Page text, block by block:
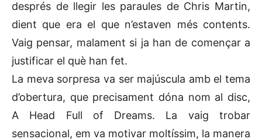
després de llegir les paraules de Chris Martin,
dient que era el que n’estaven més contents.
Vaig pensar, malament si ja han de començar a
justificar el què han fet.
La meva sorpresa va ser majúscula amb el tema
d’obertura, que precisament dóna nom al disc,
A Head Full of Dreams. La vaig trobar
sensacional, em va motivar moltíssim, la manera